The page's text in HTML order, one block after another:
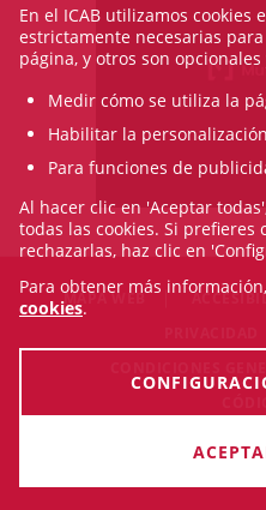
MAPA WEB
© Sat Aug 08 16:08:17 CEST
En el ICAB utilizamos cookies
estrictamente necesarias
página, y otros son
Medir cómo se utiliza la
Habilitar la
Para funciones de
Al hacer clic en 'Aceptar
todas las cookies. Si
rechazarlas, haz clic en
Para obtener más
cookies.